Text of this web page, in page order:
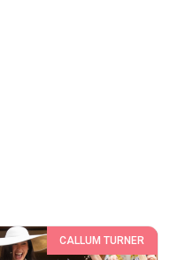
CALLUM TURNER